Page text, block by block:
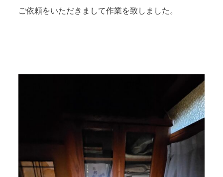
ご依頼をいただきまして作業を致しました。